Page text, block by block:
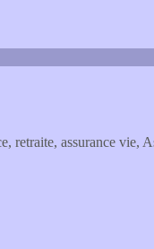
retraite, assurance vie,